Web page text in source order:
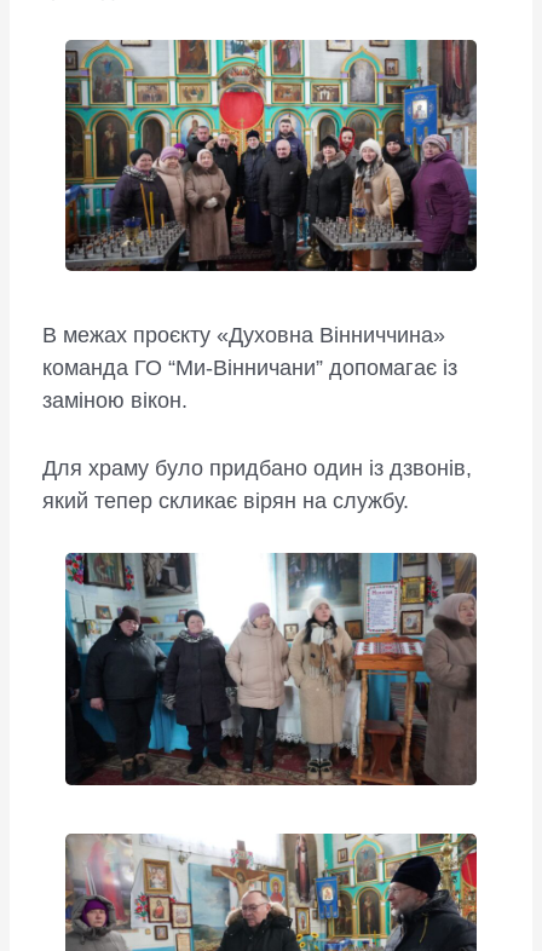
В межах проєкту «Духовна Вінниччина»
команда ГО “Ми-Вінничани” допомагає із
заміною вікон.
Для храму було придбано один із дзвонів,
який тепер скликає вірян на службу.